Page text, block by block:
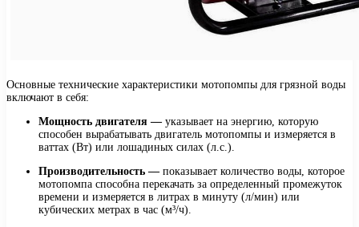
Основные технические характеристики мотопомпы для грязной воды
включают в себя:
Мощность двигателя — указывает на энергию, которую
способен вырабатывать двигатель мотопомпы и измеряется в
ваттах (Вт) или лошадиных силах (л.с.).
Производительность — показывает количество воды, которое
мотопомпа способна перекачать за определенный промежуток
времени и измеряется в литрах в минуту (л/мин) или
кубических метрах в час (м³/ч).